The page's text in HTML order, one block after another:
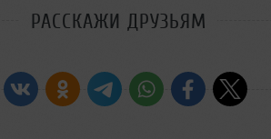
РАССКАЖИ ДРУЗЬЯМ